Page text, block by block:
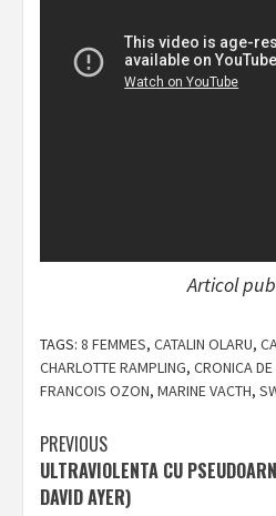
Articol
TAGS: 8 FEMMES, CATALIN OLARU,
CHARLOTTE RAMPLING, CRONICA DE
FRANCOIS OZON, MARINE VACTH,
Post
navigation
PREVIOUS
ULTRAVIOLENTA CU
DAVID AYER)